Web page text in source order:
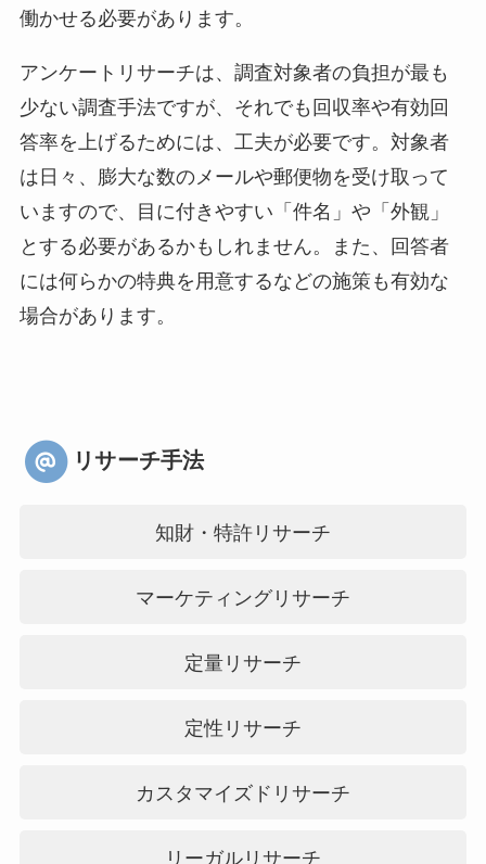
働かせる必要があります。
アンケートリサーチは、調査対象者の負担が最も
少ない調査手法ですが、それでも回収率や有効回
答率を上げるためには、工夫が必要です。対象者
は日々、膨大な数のメールや郵便物を受け取って
いますので、目に付きやすい「件名」や「外観」
とする必要があるかもしれません。また、回答者
には何らかの特典を用意するなどの施策も有効な
場合があります。
リサーチ手法
知財・特許リサーチ
マーケティングリサーチ
定量リサーチ
定性リサーチ
カスタマイズドリサーチ
リーガルリサーチ